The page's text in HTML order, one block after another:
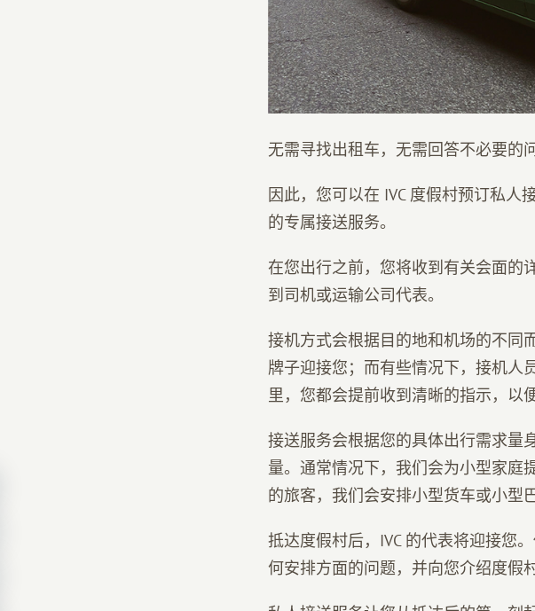
无需寻找出租车，无需回答不必要的
因此，您可以在 IVC 度假村预订私
的专属接送服务。
在您出行之前，您将收到有关会面的
到司机或运输公司代表。
接机方式会根据目的地和机场的不同
牌子迎接您；而有些情况下，接机人
里，您都会提前收到清晰的指示，以
接送服务会根据您的具体出行需求量
量。通常情况下，我们会为小型家庭
的旅客，我们会安排小型货车或小型巴
抵达度假村后，IVC 的代表将迎接您
何安排方面的问题，并向您介绍度假